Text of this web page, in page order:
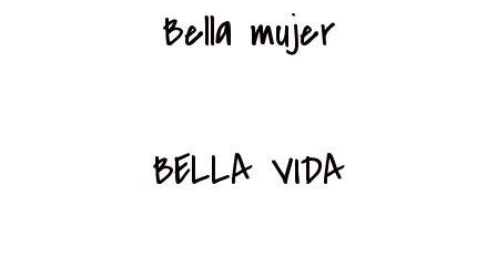
Bella mujer
BELLA VIDA